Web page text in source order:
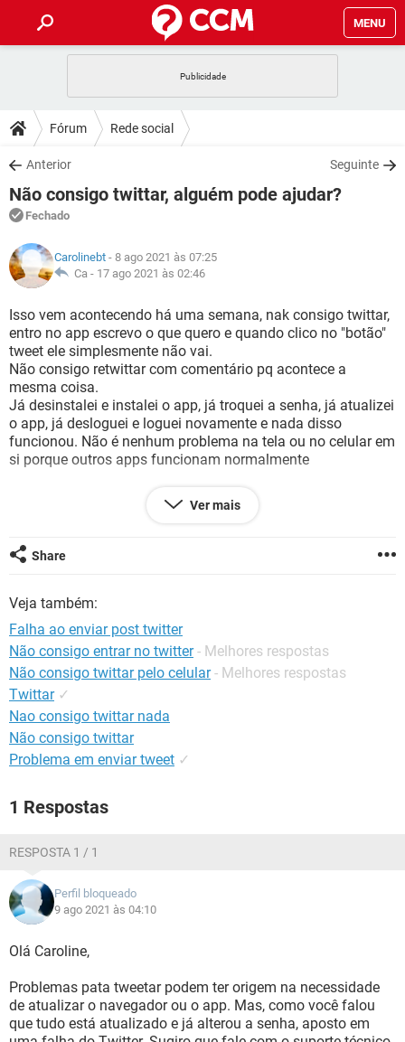
MENU
CELULAR
OUTLOOK
INSTAGRAM GMAIL
GUIA DE COMPRAS
DICAS
JOGOS
OUTLOOK
INSTAGRAM
GUIA DE COMPRAS
DOWNLOADS
JOGOS WHATSAPP
CELULAR
OUTLOOK EXCEL
INSTAGRAM
GUIA DE COMPRAS
FÓRUM
JOGOS
CELULAR
INSTAGRAM GMAIL
GUIA DE COMPRAS
GLOSSÁRIO
JOGOS
CELULAR FACEBOOK
OUTLOOK
INSTAGRAM
GUIA DE COMPRAS
Fórum Rede social
Anterior Seguinte
Não consigo twittar, alguém pode ajudar?
Fechado
Carolinebt - 8 ago 2021 às 07:25
Ca - 17 ago 2021 às 02:46
Isso vem acontecendo há uma semana, nak consigo twittar,
entro no app escrevo o que quero e quando clico no "botão"
tweet ele simplesmente não vai.
Não consigo retwittar com comentário pq acontece a
mesma coisa.
Já desinstalei e instalei o app, já troquei a senha, já atualizei
o app, já desloguei e loguei novamente e nada disso
funcionou. Não é nenhum problema na tela ou no celular em
si porque outros apps funcionam normalmente
Me disseram que talvez seja um bug do próprio Twitter, mas
porque o app bugaria só comigo? E amigos também
Alguém pode me ajudar? Ficaria muiito grata.
Configuração:Android / Chrome 92.0.4515.131
Ver mais
Share
Veja também:
Falha ao enviar post twitter
Não consigo entrar no twitter - Melhores respostas
Não consigo twittar pelo celular - Melhores respostas
Twittar ✓
Nao consigo twittar nada
Não consigo twittar
Problema em enviar tweet ✓
1 Respostas
RESPOSTA 1 / 1
Perfil bloqueado
9 ago 2021 às 04:10
Olá Caroline,
Problemas pata tweetar podem ter origem na necessidade
de atualizar o navegador ou o app. Mas, como você falou
que tudo está atualizado e já alterou a senha, aposto em